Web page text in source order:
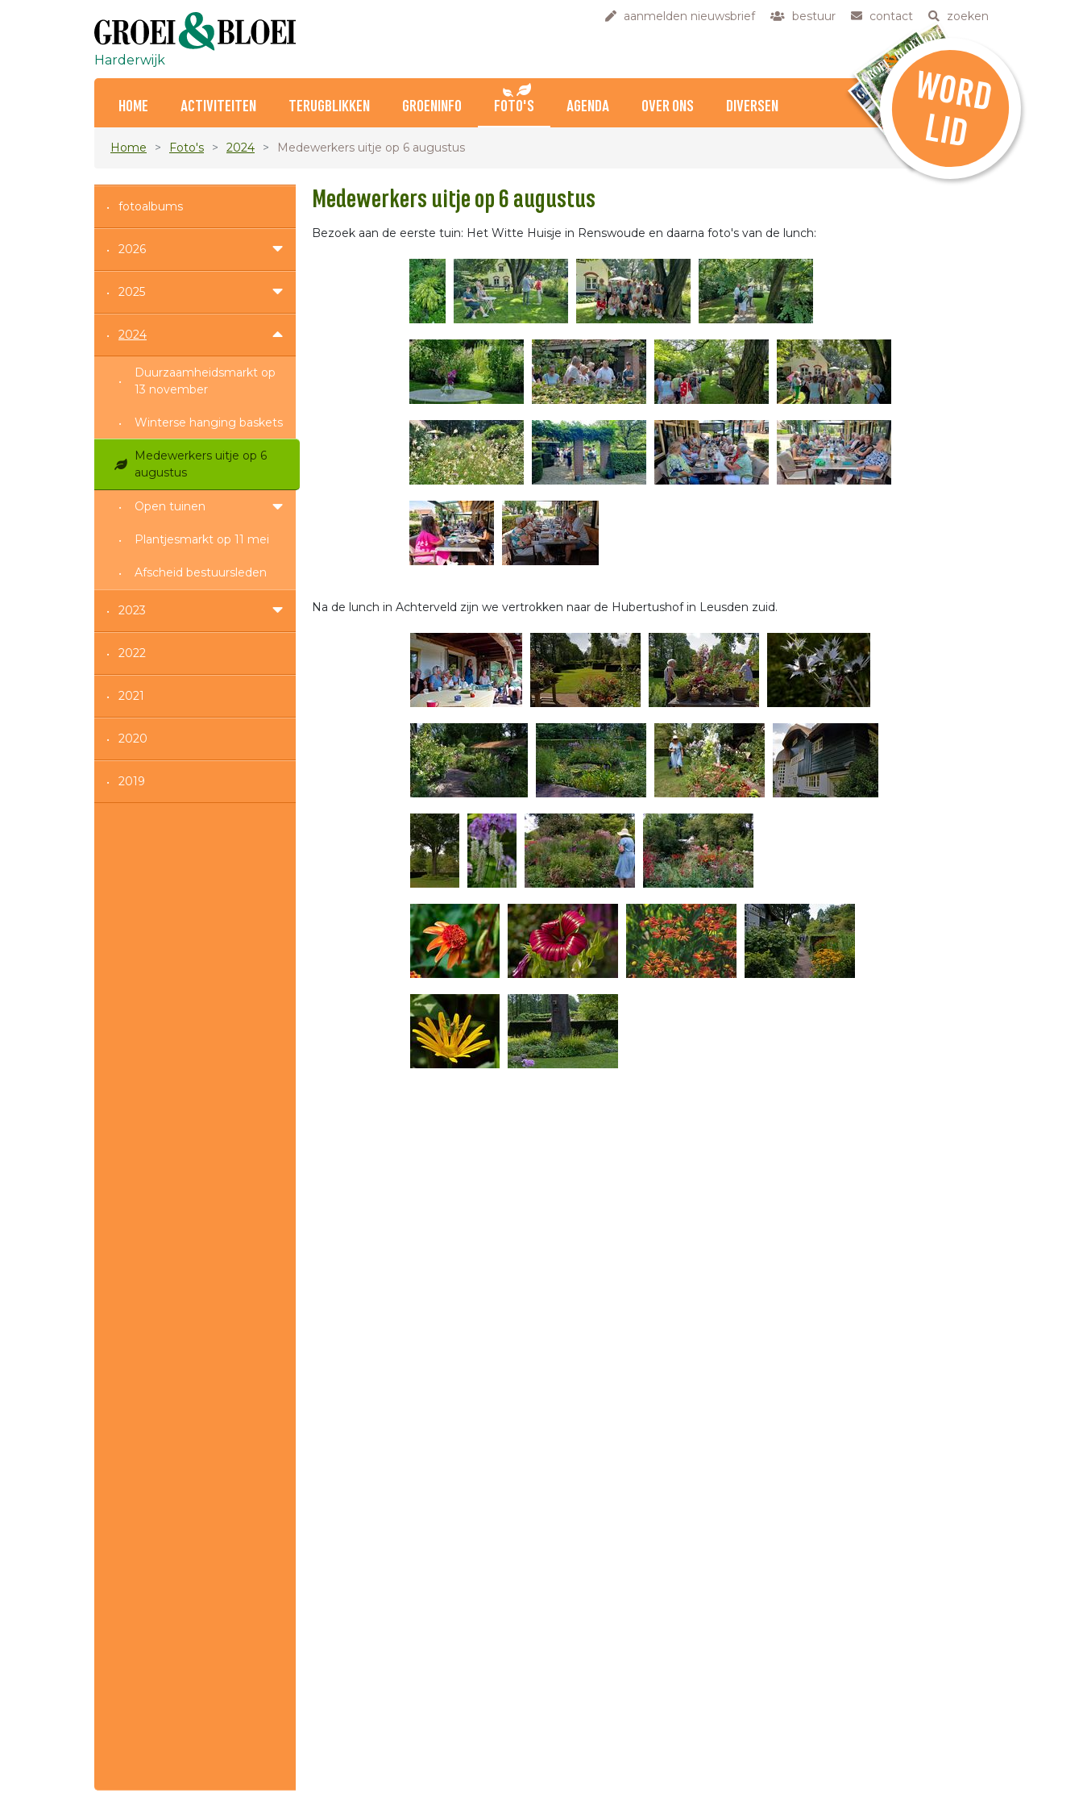
aanmelden nieuwsbrief bestuur contact zoeken
Harderwijk
HOME ACTIVITEITEN TERUGBLIKKEN GROENINFO FOTO'S AGENDA OVER ONS DIVERSEN W
O
R
D
L
ID
Home Foto's 2024 Medewerkers uitje op 6 augustus
fotoalbums
2026
2025
2024
Duurzaamheidsmarkt op
13 november
Winterse hanging baskets
Medewerkers uitje op 6
augustus
Open tuinen
Plantjesmarkt op 11 mei
Afscheid bestuursleden
2023
2022
2021
2020
2019
Medewerkers uitje op 6 augustus
Bezoek aan de eerste tuin: Het Witte Huisje in Renswoude en daarna foto's van de lunch:
Na de lunch in Achterveld zijn we vertrokken naar de Hubertushof in Leusden zuid.